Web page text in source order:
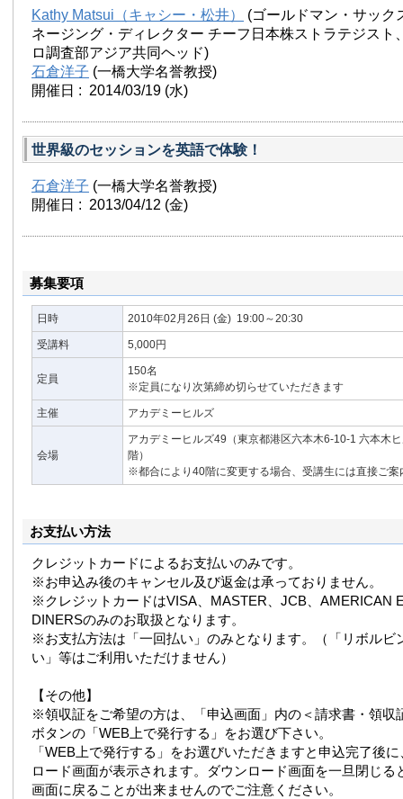
Kathy Matsui（キャシー・松井）
(ゴールドマン・サック
ネージング・ディレクター チーフ日本株ストラテジスト
ロ調査部アジア共同ヘッド)
石倉洋子 (一橋大学名誉教授)
開催日 : 2014/03/19 (水)
世界級のセッションを英語で体験！
石倉洋子 (一橋大学名誉教授)
開催日 : 2013/04/12 (金)
募集要項
日時 2010年02月26日 (金) 19:00～20:30
受講料 5,000円
定員
150名
※定員になり次第締め切らせていただきます
主催 アカデミーヒルズ
会場
アカデミーヒルズ49（東京都港区六本木6-10-1 六本木
階）
※都合により40階に変更する場合、受講生には直接ご案
お支払い方法
クレジットカードによるお支払いのみです。
※お申込み後のキャンセル及び返金は承っておりません。
※クレジットカードはVISA、MASTER、JCB、AMERICAN
DINERSのみのお取扱となります。
※お支払方法は「一回払い」のみとなります。（「リボルビ
い」等はご利用いただけません）
【その他】
※領収証をご希望の方は、「申込画面」内の＜請求書・領収
ボタンの「WEB上で発行する」をお選び下さい。
「WEB上で発行する」をお選びいただきますと申込完了後
ロード画面が表示されます。ダウンロード画面を一旦閉じる
画面に戻ることが出来ませんのでご注意ください。